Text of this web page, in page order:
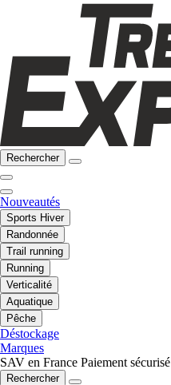
Rechercher
Nouveautés
Sports Hiver
Randonnée
Trail running
Running
Verticalité
Aquatique
Pêche
Déstockage
Marques
SAV en France Paiement sécurisé
Rechercher